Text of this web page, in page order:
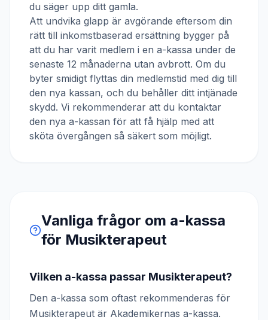
du säger upp ditt gamla.
Att undvika glapp är avgörande eftersom din
rätt till inkomstbaserad ersättning bygger på
att du har varit medlem i en a-kassa under de
senaste 12 månaderna utan avbrott. Om du
byter smidigt flyttas din medlemstid med dig till
den nya kassan, och du behåller ditt intjänade
skydd. Vi rekommenderar att du kontaktar
den nya a-kassan för att få hjälp med att
sköta övergången så säkert som möjligt.
Vanliga frågor om a-kassa
för Musikterapeut
Vilken a-kassa passar Musikterapeut?
Den a-kassa som oftast rekommenderas för
Musikterapeut är Akademikernas a-kassa.